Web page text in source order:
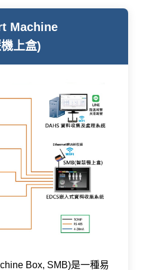
Machine
上盒)
Box, SMB)是一種易